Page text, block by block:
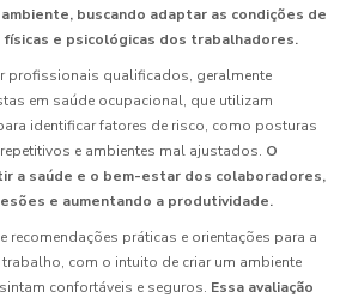
buscando adaptar as condições de
e psicológicas dos trabalhadores.
profissionais qualificados, geralmente
em saúde ocupacional, que utilizam
identificar fatores de risco, como posturas
e ambientes mal ajustados. O
a saúde e o bem-estar dos colaboradores,
e aumentando a produtividade.
práticas e orientações para a
com o intuito de criar um ambiente
confortáveis e seguros. Essa avaliação